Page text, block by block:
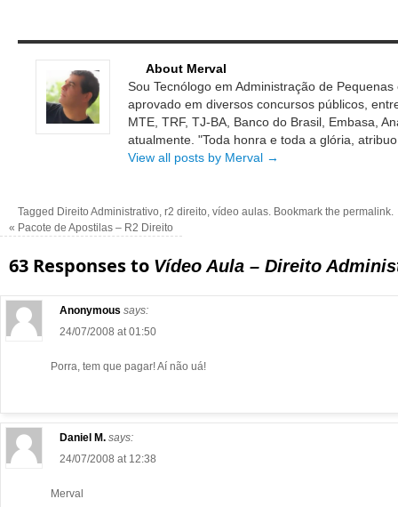
About Merval
Sou Tecnólogo em Administração de
aprovado em diversos concursos públicos,
MTE, TRF, TJ-BA, Banco do Brasil, Embasa,
atualmente. "Toda honra e toda a glória,
View all posts by Merval →
Tagged Direito Administrativo r2 direito vídeo aulas Bookmark the permalink
« Pacote de Apostilas – R2 Direito
63 Responses to Vídeo Aula – Direito
Anonymous says:
24/07/2008 at 01:50
Porra, tem que pagar! Aí não uá!
Daniel M. says:
24/07/2008 at 12:38
Merval